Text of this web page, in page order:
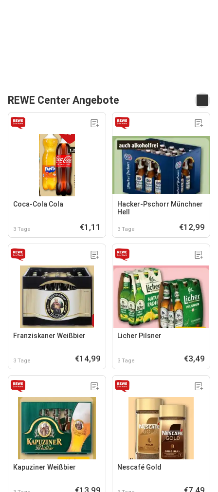
REWE Center Angebote
Coca-Cola Cola
3 Tage €1,11
Hacker-Pschorr Münchner
Hell
3 Tage €12,99
Franziskaner Weißbier
3 Tage €14,99
Licher Pilsner
3 Tage €3,49
Kapuziner Weißbier
€13,99
Nescafé Gold
€7,49